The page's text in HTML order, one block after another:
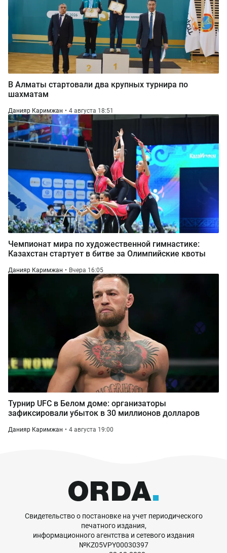
В Алматы стартовали два крупных турнира по
шахматам
Данияр Каримжан 4 августа 18:51
Чемпионат мира по художественной гимнастике:
Казахстан стартует в битве за Олимпийские квоты
Данияр Каримжан Вчера 16:05
Турнир UFC в Белом доме: организаторы
зафиксировали убыток в 30 миллионов долларов
Данияр Каримжан 4 августа 19:00
Свидетельство о постановке на учет периодического
печатного издания,
информационного агентства и сетевого издания
№KZ05VPY00030397